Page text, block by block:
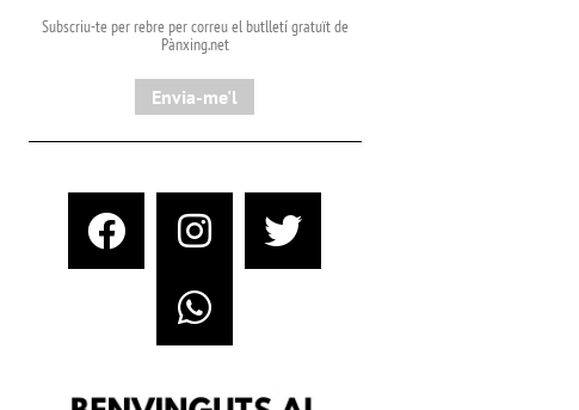
Subscriu-te per rebre per correu el butlletí gratuït de
Pànxing.net​
Envia-me'l